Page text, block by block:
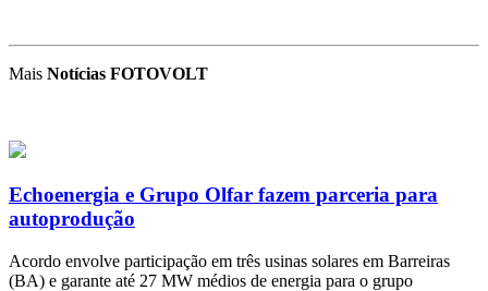
Mais Notícias FOTOVOLT
Echoenergia e Grupo Olfar fazem parceria para
autoprodução
Acordo envolve participação em três usinas solares em Barreiras
(BA) e garante até 27 MW médios de energia para o grupo